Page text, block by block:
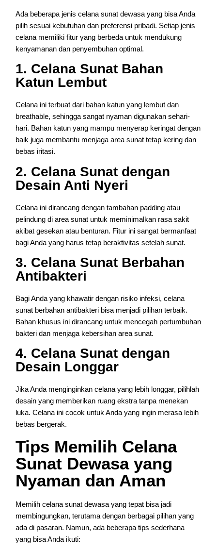
Ada beberapa jenis celana sunat dewasa yang bisa Anda
pilih sesuai kebutuhan dan preferensi pribadi. Setiap jenis
celana memiliki fitur yang berbeda untuk mendukung
kenyamanan dan penyembuhan optimal.
1. Celana Sunat Bahan
Katun Lembut
Celana ini terbuat dari bahan katun yang lembut dan
breathable, sehingga sangat nyaman digunakan sehari-
hari. Bahan katun yang mampu menyerap keringat dengan
baik juga membantu menjaga area sunat tetap kering dan
bebas iritasi.
2. Celana Sunat dengan
Desain Anti Nyeri
Celana ini dirancang dengan tambahan padding atau
pelindung di area sunat untuk meminimalkan rasa sakit
akibat gesekan atau benturan. Fitur ini sangat bermanfaat
bagi Anda yang harus tetap beraktivitas setelah sunat.
3. Celana Sunat Berbahan
Antibakteri
Bagi Anda yang khawatir dengan risiko infeksi, celana
sunat berbahan antibakteri bisa menjadi pilihan terbaik.
Bahan khusus ini dirancang untuk mencegah pertumbuhan
bakteri dan menjaga kebersihan area sunat.
4. Celana Sunat dengan
Desain Longgar
Jika Anda menginginkan celana yang lebih longgar, pilihlah
desain yang memberikan ruang ekstra tanpa menekan
luka. Celana ini cocok untuk Anda yang ingin merasa lebih
bebas bergerak.
Tips Memilih Celana
Sunat Dewasa yang
Nyaman dan Aman
Memilih celana sunat dewasa yang tepat bisa jadi
membingungkan, terutama dengan berbagai pilihan yang
ada di pasaran. Namun, ada beberapa tips sederhana
yang bisa Anda ikuti: